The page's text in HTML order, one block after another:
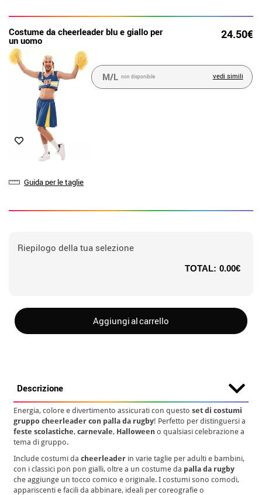
Costume da cheerleader blu e giallo per
un uomo 24.50€
Guida per le taglie
M/L non disponibile vedi simili
Riepilogo della tua selezione
TOTAL: 0.00€
Aggiungi al carrello
Descrizione
Energia, colore e divertimento assicurati con questoset di costumi
gruppo cheerleader con palla da rugby! Perfetto per distinguersi a
feste scolastiche,carnevale, Halloween o qualsiasi celebrazione a
tema di gruppo.
Include costumi dacheerleader in varie taglie per adulti e bambini,
con i classici pon pon gialli, oltre a un costume da palla da rugby
che aggiunge un tocco comico e originale. I costumi sono comodi,
appariscenti e facili da abbinare, ideali per coreografie o